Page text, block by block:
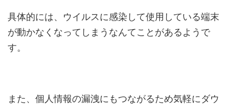
具体的には、ウイルスに感染して使用している端末
が動かなくなってしまうなんてことがあるようで
す。
また、個人情報の漏洩にもつながるため気軽にダウ